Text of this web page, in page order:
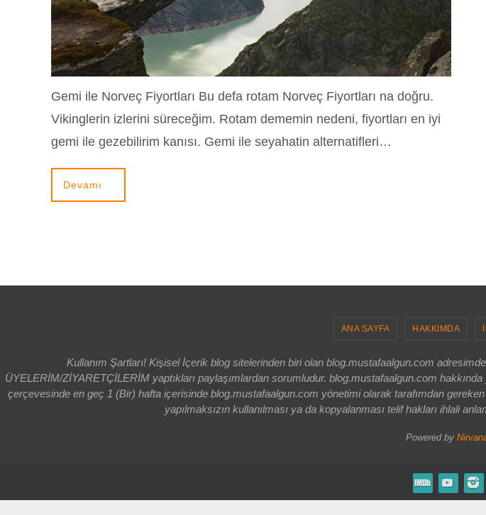
Gemi ile Norveç Fiyortları Bu defa rotam Norveç Fiyortları na doğru.
Vikinglerin izlerini süreceğim. Rotam dememin nedeni, fiyortları en iyi
gemi ile gezebilirim kanısı. Gemi ile seyahatin alternatifleri…
Devamı
ANA SAYFA HAKKIMDA
Kullanım Şartları! Kişisel İçerik blog sitelerinden biri olan blog.mustafaalgun.com
ÜYELERİM/ZİYARETÇİLERİM yaptıkları paylaşımlardan sorumludur. blog.mustafaalgun.com
çerçevesinde en geç 1 (Bir) hafta içerisinde blog.mustafaalgun.com yönetimi olarak tarafımdan
yapılmaksızın kullanılması ya da kopyalanması telif hakları ihlali
Powered by